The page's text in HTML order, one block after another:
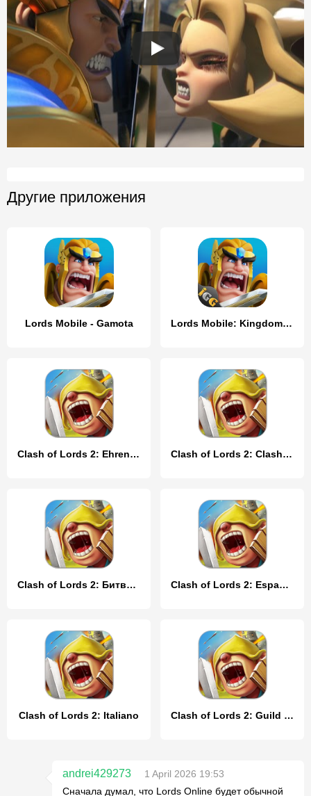
Другие приложения
Lords Mobile - Gamota Lords Mobile: Kingdom Wars
Clash of Lords 2: Ehrenkampf Clash of Lords 2: Clash Divin
Clash of Lords 2: Битва Легенд Clash of Lords 2: Español
Clash of Lords 2: Italiano Clash of Lords 2: Guild Castle
andrei429273
1 April 2026 19:53
Сначала думал, что Lords Online будет обычной